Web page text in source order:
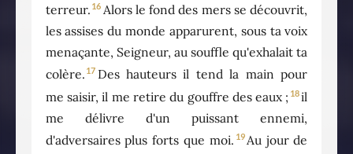
terreur. 16 Alors le fond des mers se découvrit,
les assises du monde apparurent, sous ta voix
menaçante, Seigneur, au souffle qu'exhalait ta
colère. 17 Des hauteurs il tend la main pour
me saisir, il me retire du gouffre des eaux ; 18il
me délivre d'un puissant ennemi,
d'adversaires plus forts que moi. 19Au jour de